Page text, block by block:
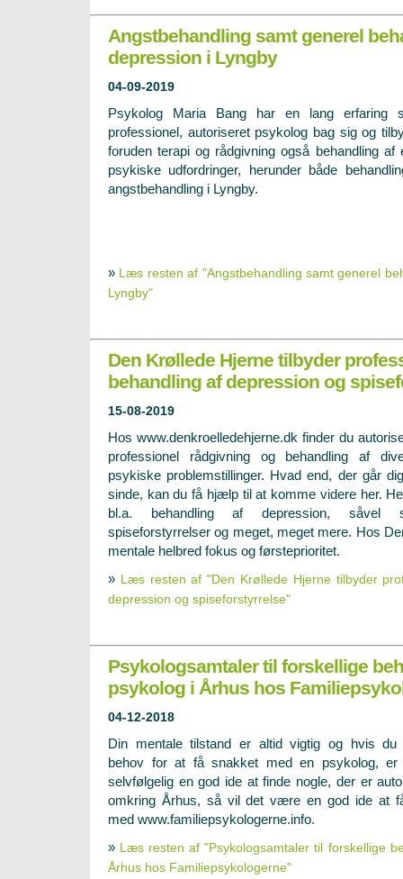
Angstbehandling samt generel
depression i Lyngby
04-09-2019
Psykolog Maria Bang har en lang erfaring
professionel, autoriseret psykolog bag sig og
foruden terapi og rådgivning også behandling
psykiske udfordringer, herunder både
angstbehandling i Lyngby.
» Læs resten af "Angstbehandling samt generel
Lyngby"
Den Krøllede Hjerne tilbyder
behandling af depression og
15-08-2019
Hos www.denkroelledehjerne.dk finder du
professionel rådgivning og behandling af
psykiske problemstillinger. Hvad end, der går
sinde, kan du få hjælp til at komme videre her.
bl.a. behandling af depression, såvel
spiseforstyrrelser og meget, meget mere. Hos
mentale helbred fokus og førsteprioritet.
» Læs resten af "Den Krøllede Hjerne tilbyder
depression og spiseforstyrrelse"
Psykologsamtaler til forskellige
psykolog i Århus hos
04-12-2018
Din mentale tilstand er altid vigtig og hvis du
behov for at få snakket med en psykolog, er
selvfølgelig en god ide at finde nogle, der er
omkring Århus, så vil det være en god ide at
med www.familiepsykologerne.info.
» Læs resten af "Psykologsamtaler til forskellige
Århus hos Familiepsykologerne"